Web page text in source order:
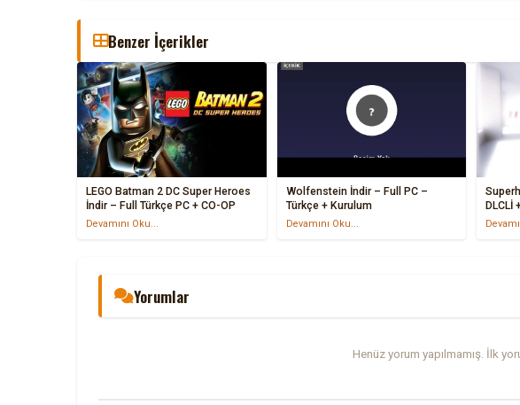
Benzer İçerikler
LEGO Batman 2 DC Super Heroes
İndir – Full Türkçe PC + CO-OP
Devamını Oku...
Wolfenstein İndir – Full PC –
Türkçe + Kurulum
Devamını Oku...
DLCLİ
Yorumlar
Henüz yorum yapılmamış. İlk